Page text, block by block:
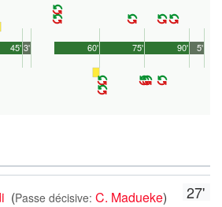
45' 3' 90'
60' 75' 5'
27'
(Passe décisive: C. Madueke)